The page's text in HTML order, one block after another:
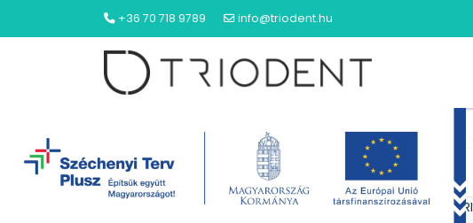
+36 70 718 9789 info@triodent.hu
NYITÓLAP